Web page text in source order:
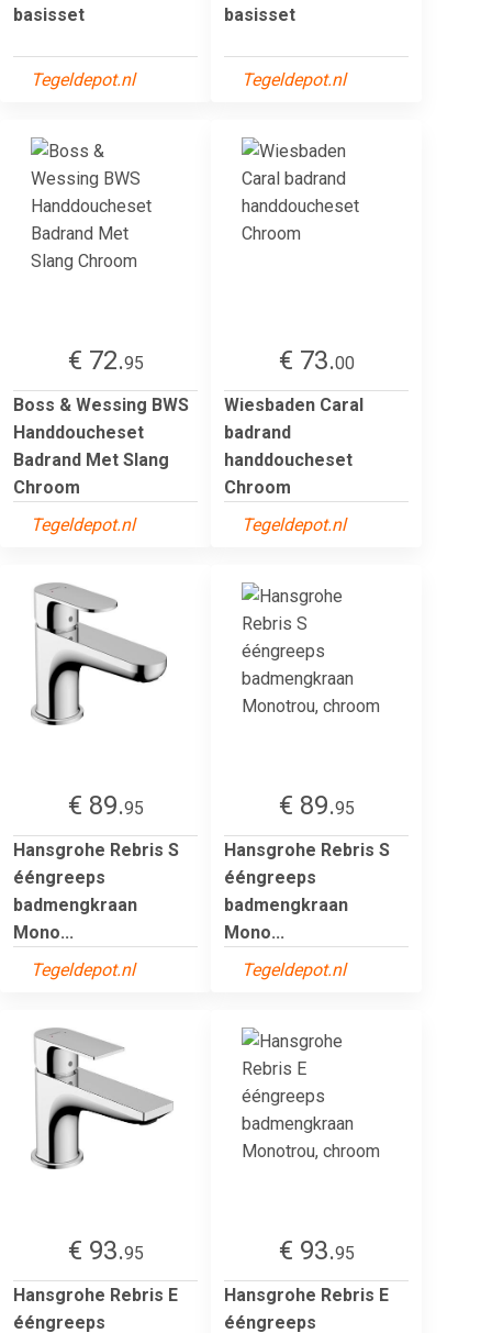
basisset
Tegeldepot.nl
basisset
Tegeldepot.nl
€ 72.95
Boss & Wessing BWS
Handdoucheset
Badrand Met Slang
Chroom
Tegeldepot.nl
€ 73.00
Wiesbaden Caral
badrand
handdoucheset
Chroom
Tegeldepot.nl
€ 89.95
Hansgrohe Rebris S
ééngreeps
badmengkraan
Mono...
Tegeldepot.nl
€ 89.95
Hansgrohe Rebris S
ééngreeps
badmengkraan
Mono...
Tegeldepot.nl
€ 93.95
Hansgrohe Rebris E
ééngreeps
€ 93.95
Hansgrohe Rebris E
ééngreeps